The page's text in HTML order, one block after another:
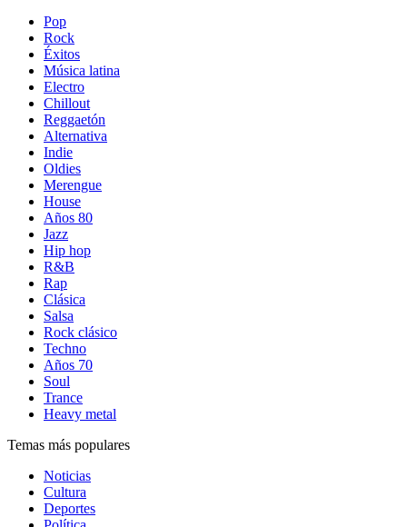
Pop
Rock
Éxitos
Música latina
Electro
Chillout
Reggaetón
Alternativa
Indie
Oldies
Merengue
House
Años 80
Jazz
Hip hop
R&B
Rap
Clásica
Salsa
Rock clásico
Techno
Años 70
Soul
Trance
Heavy metal
Temas más populares
Noticias
Cultura
Deportes